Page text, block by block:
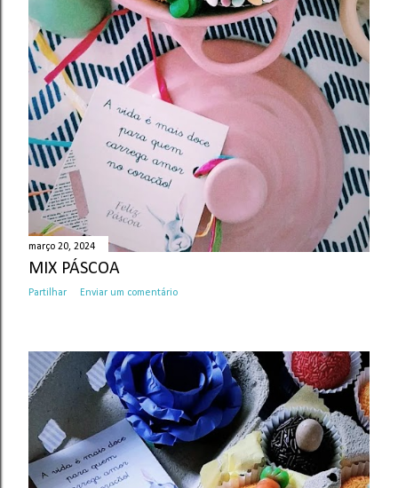
março 20, 2024
MIX PÁSCOA
Partilhar Enviar um comentário